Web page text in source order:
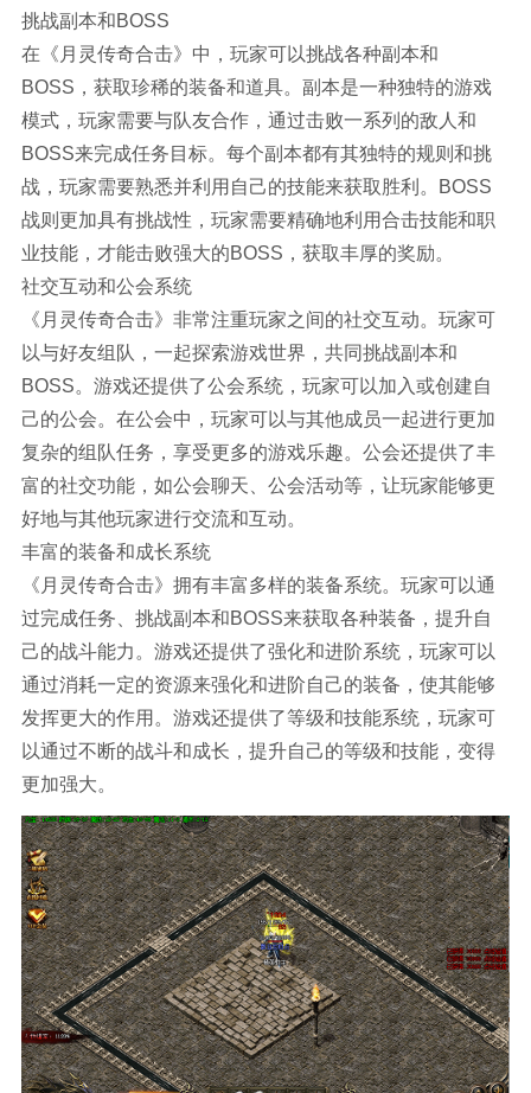
挑战副本和BOSS
在《月灵传奇合击》中，玩家可以挑战各种副本和
BOSS，获取珍稀的装备和道具。副本是一种独特的游戏
模式，玩家需要与队友合作，通过击败一系列的敌人和
BOSS来完成任务目标。每个副本都有其独特的规则和挑
战，玩家需要熟悉并利用自己的技能来获取胜利。BOSS
战则更加具有挑战性，玩家需要精确地利用合击技能和职
业技能，才能击败强大的BOSS，获取丰厚的奖励。
社交互动和公会系统
《月灵传奇合击》非常注重玩家之间的社交互动。玩家可
以与好友组队，一起探索游戏世界，共同挑战副本和
BOSS。游戏还提供了公会系统，玩家可以加入或创建自
己的公会。在公会中，玩家可以与其他成员一起进行更加
复杂的组队任务，享受更多的游戏乐趣。公会还提供了丰
富的社交功能，如公会聊天、公会活动等，让玩家能够更
好地与其他玩家进行交流和互动。
丰富的装备和成长系统
《月灵传奇合击》拥有丰富多样的装备系统。玩家可以通
过完成任务、挑战副本和BOSS来获取各种装备，提升自
己的战斗能力。游戏还提供了强化和进阶系统，玩家可以
通过消耗一定的资源来强化和进阶自己的装备，使其能够
发挥更大的作用。游戏还提供了等级和技能系统，玩家可
以通过不断的战斗和成长，提升自己的等级和技能，变得
更加强大。